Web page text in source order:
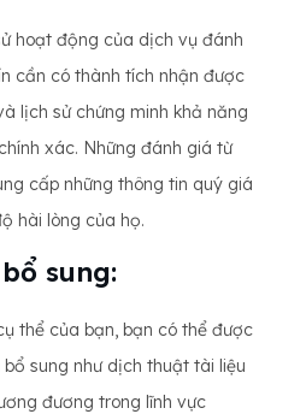
hoạt động của dịch vụ đánh
cần có thành tích nhận được
lịch sử chứng minh khả năng
xác. Những đánh giá từ
cấp những thông tin quý giá
hài lòng của họ.
sung:
thể của bạn, bạn có thể được
sung như dịch thuật tài liệu
đương trong lĩnh vực